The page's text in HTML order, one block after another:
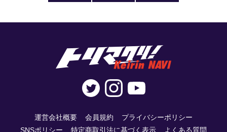
運営会社概要 会員規約
プライバシーポリシー
SNSポリシー
特定商取引法に基づく表示 よくある質問